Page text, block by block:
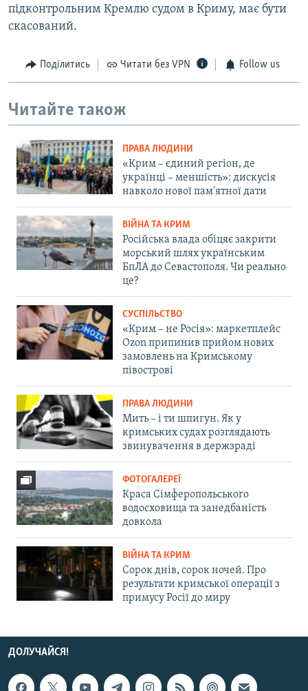
підконтрольним Кремлю судом в Криму, має бути
скасований.
Поділитись Читати без VPN Follow us
Читайте також
ПРАВА ЛЮДИНИ
«Крим – єдиний регіон, де
українці – меншість»: дискусія
навколо нової пам'ятної дати
ВІЙНА ТА КРИМ
Російська влада обіцяє закрити
морський шлях українським
БпЛА до Севастополя. Чи реально
це?
СУСПІЛЬСТВО
«Крим – не Росія»: маркетплейс
Ozon припинив прийом нових
замовлень на Кримському
півострові
ПРАВА ЛЮДИНИ
Мить – і ти шпигун. Як у
кримських судах розглядають
звинувачення в держзраді
ФОТОГАЛЕРЕЇ
Краса Сімферопольського
водосховища та занедбаність
довкола
ВІЙНА ТА КРИМ
Сорок днів, сорок ночей. Про
результати кримської операції з
примусу Росії до миру
ДОЛУЧАЙСЯ!